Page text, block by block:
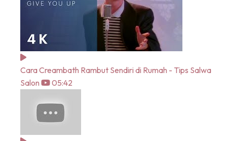
Cara Creambath Rambut Sendiri di Rumah - Tips Salwa
Salon
05:42